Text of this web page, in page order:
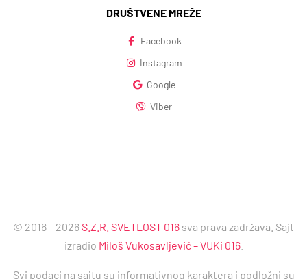
DRUŠTVENE MREŽE
Facebook
Instagram
Google
Viber
© 2016 – 2026S.Z.R. SVETLOST 016 sva prava zadržava. Sajt
izradio Miloš Vukosavljević – VUKi 016.
Svi podaci na sajtu su informativnog karaktera i podložni su